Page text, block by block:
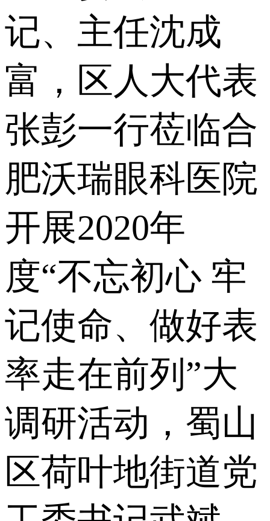
记、主任沈成
富，区人大代表
张彭一行莅临合
肥沃瑞眼科医院
开展2020年
度“不忘初心 牢
记使命、做好表
率走在前列”大
调研活动，蜀山
区荷叶地街道党